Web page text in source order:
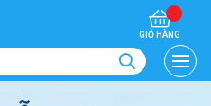
GIỎ HÀNG